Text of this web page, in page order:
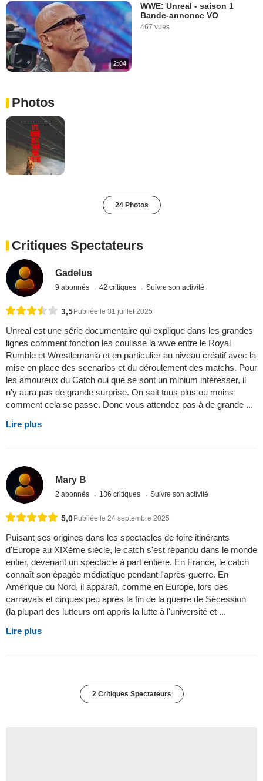
2:04
WWE: Unreal - saison 1
Bande-annonce VO
467 vues
Photos
24 Photos
Critiques Spectateurs
Gadelus
9 abonnés 42 critiques Suivre son activité
3,5 Publiée le 31 juillet 2025
Unreal est une série documentaire qui explique dans les grandes
lignes comment fonction les coulisse la wwe entre le Royal
Rumble et Wrestlemania et en particulier au niveau créatif avec la
mise en place des scenarios et du déroulement des matchs. Pour
les amoureux du Catch oui que se sont un minium intéresser, il
n'y aura pas de grande surprise. On sait tous plus ou moins
comment cela se passe. Donc vous attendez pas à de grande ...
Lire plus
Mary B
2 abonnés 136 critiques Suivre son activité
5,0 Publiée le 24 septembre 2025
Puisant ses origines dans les spectacles de foire itinérants
d'Europe au XIXème siècle, le catch s'est répandu dans le monde
entier, devenant un spectacle à part entière. En France, le catch
connaît son épagée médiatique pendant l'après-guerre. En
Amérique du Nord, il apparaît, comme en Europe, lors des
carnavals et cirques peu après la fin de la guerre de Sécession
(la plupart des lutteurs ont appris la lutte à l'université et ...
Lire plus
2 Critiques Spectateurs